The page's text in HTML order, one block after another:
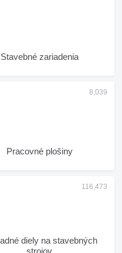
Stavebné zariadenia
Pracovné plošiny
diely na stavebných
strojov